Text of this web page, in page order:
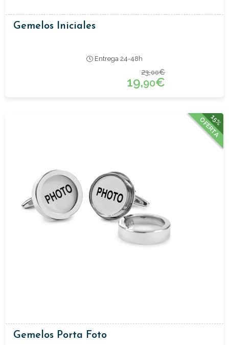
Gemelos Iniciales
Entrega 24-48h
23,00€
19,90€
15%
OFERTA
Gemelos Porta Foto